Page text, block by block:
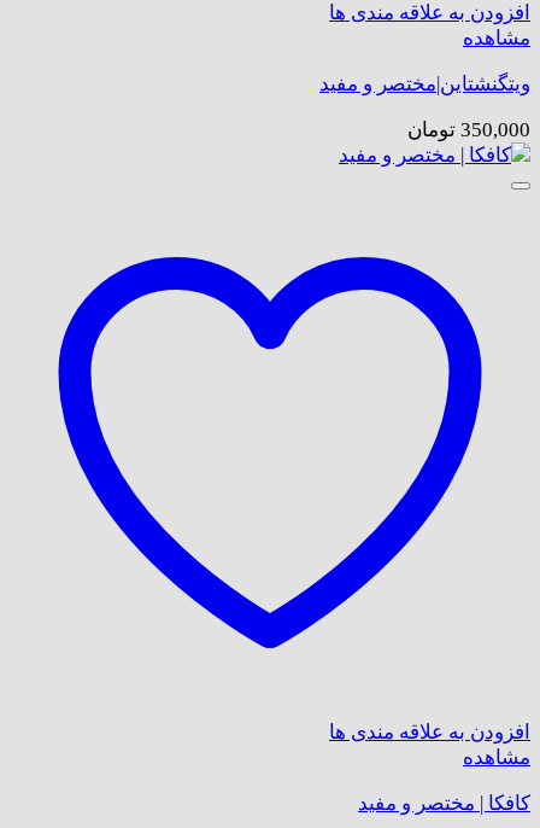
افزودن به علاقه مندی ها
مشاهده
ویتگنشتاین|مختصر و مفید
350,000 تومان
افزودن به علاقه مندی ها
مشاهده
کافکا | مختصر و مفید